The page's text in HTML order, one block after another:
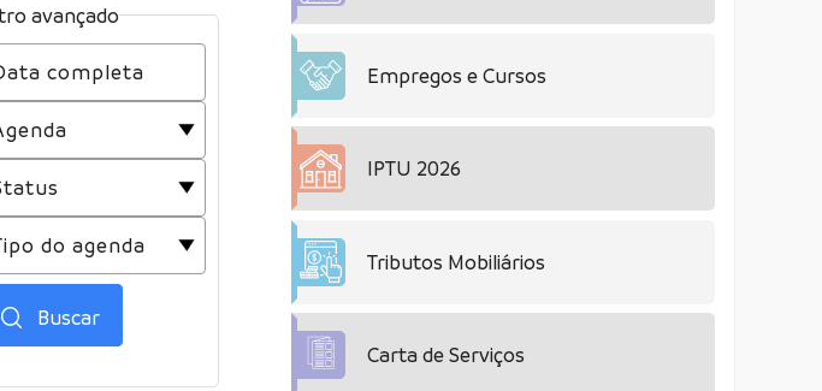
avançado
Buscar
Empregos e Cursos
IPTU 2026
Tributos Mobiliários
Carta de Serviços